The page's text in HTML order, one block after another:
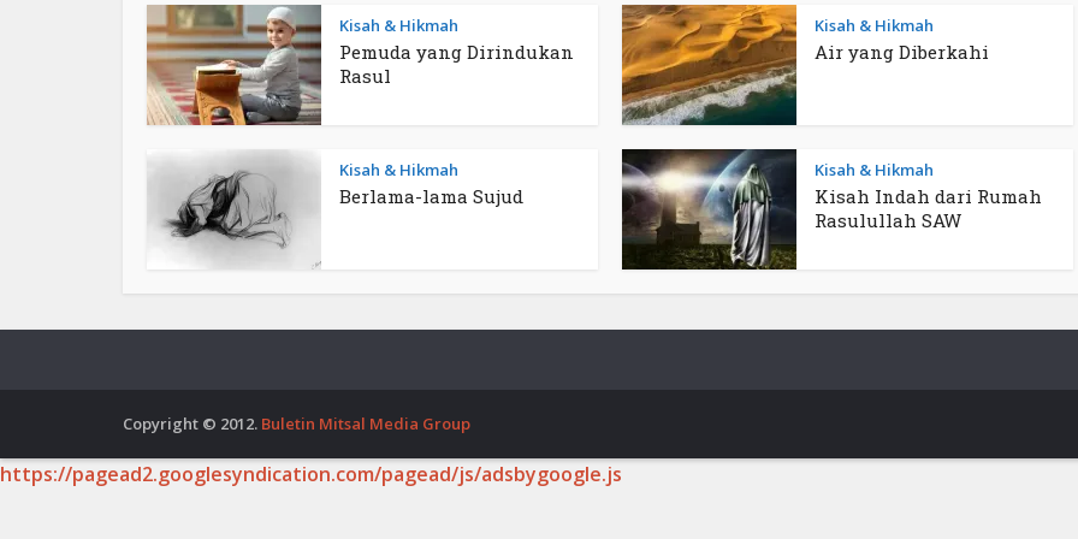
Kisah & Hikmah
Pemuda yang Dirindukan
Rasul
Kisah & Hikmah
Air yang Diberkahi
Kisah & Hikmah
Berlama-lama Sujud
Kisah & Hikmah
Kisah Indah dari Rumah
Rasulullah SAW
Copyright © 2012. Buletin Mitsal Media Group
https://pagead2.googlesyndication.com/pagead/js/adsbygoogle.js